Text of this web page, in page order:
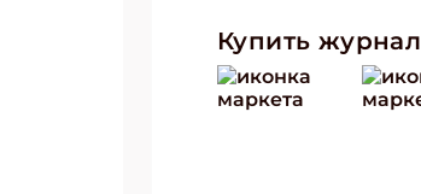
Купить журнал